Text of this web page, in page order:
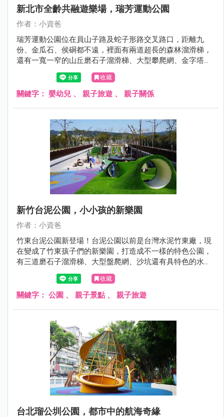
新北市全齡共融遊樂場，瑞芳運動公園
作者：小資爸
瑞芳運動公園位在員山子路及蛇子形路交叉路口，距離九
份、金瓜石、侯硐都不遠，裡面有兩道超長的森林溜滑梯，
還有一寬一窄的山丘磨石子溜滑梯、大型攀爬網、金字塔攀
爬架、多功能攀爬組、旋轉杯、多人旋轉盤、沙坑、鳥巢鞦
韆跟一般鞦韆，設施超級豐富，是親子踏青的好選擇。
收藏
關鍵字： 嬰幼兒 、 親子旅遊 、 親子關係
新竹台泥公園，小小孩的新樂園
作者：小資爸
竹東台泥公園新登場！台泥公園以前是台灣水泥竹東廠，現
在變成了竹東孩子們的新樂園，打造成不一樣的特色公園，
有三道磨石子溜滑梯、大型盤爬網、沙坑還有具特色的水管
涵洞上面更全部覆蓋了綠色草皮, 讓孩子們在充滿自然特色的
共融遊戲場中開心玩樂！現在就跟著小資爸一起來看看竹東
台泥公園的遊戲場哪邊好玩！
收藏
關鍵字： 公園 、 親子景點 、 親子旅遊
台北瑠公圳公園，都市中的航海奇緣